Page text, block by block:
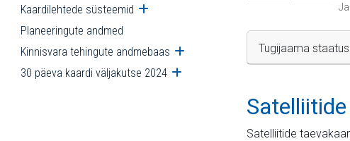
Kaardilehtede süsteemid Ava alammenüü
Planeeringute andmed
Kinnisvara tehingute andmebaas Ava alammenüü
30 päeva kaardi väljakutse 2024 Ava alammenüü
Tugijaama
Satelliitide